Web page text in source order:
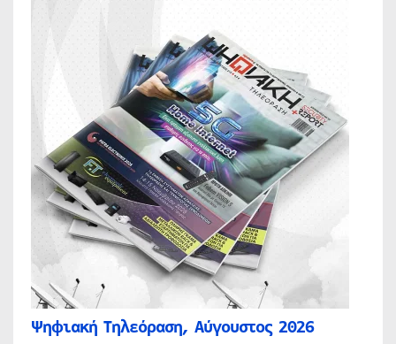
Ψηφιακή Τηλεόραση, Αύγουστος 2026